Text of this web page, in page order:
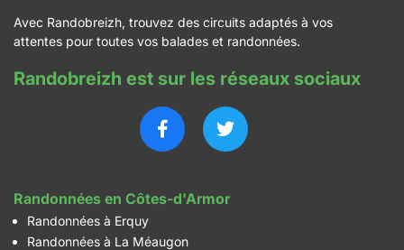
Avec Randobreizh, trouvez des circuits adaptés à vos
attentes pour toutes vos balades et randonnées.
Randobreizh est sur les réseaux sociaux
Randonnées en Côtes-d'Armor
Randonnées à Erquy
Randonnées à La Méaugon